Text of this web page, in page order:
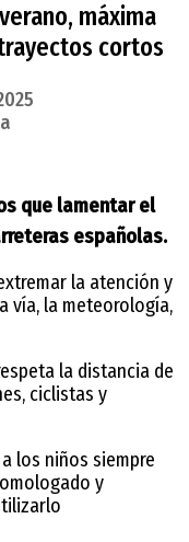
verano, máxima
cortos
que lamentar el
españolas.
la atención y
vía, la meteorología,
la distancia de
ciclistas y
los niños siempre
y